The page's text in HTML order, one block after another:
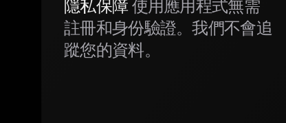
隱私保障使用應用程式無需
註冊和身份驗證。我們不會追
蹤您的資料。